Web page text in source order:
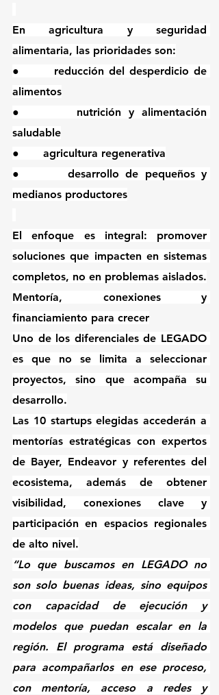
En agricultura y seguridad
alimentaria, las prioridades son:
●       reducción del desperdicio de
alimentos
●       nutrición y alimentación
saludable
●       agricultura regenerativa
●       desarrollo de pequeños y
medianos productores
El enfoque es integral: promover
soluciones que impacten en sistemas
completos, no en problemas aislados.
Mentoría, conexiones y
financiamiento para crecer
Uno de los diferenciales de LEGADO
es que no se limita a seleccionar
proyectos, sino que acompaña su
desarrollo.
Las 10 startups elegidas accederán a
mentorías estratégicas con expertos
de Bayer, Endeavor y referentes del
ecosistema, además de obtener
visibilidad, conexiones clave y
participación en espacios regionales
de alto nivel.
“Lo que buscamos en LEGADO no
son solo buenas ideas, sino equipos
con capacidad de ejecución y
modelos que puedan escalar en la
región. El programa está diseñado
para acompañarlos en ese proceso,
con mentoría, acceso a redes y